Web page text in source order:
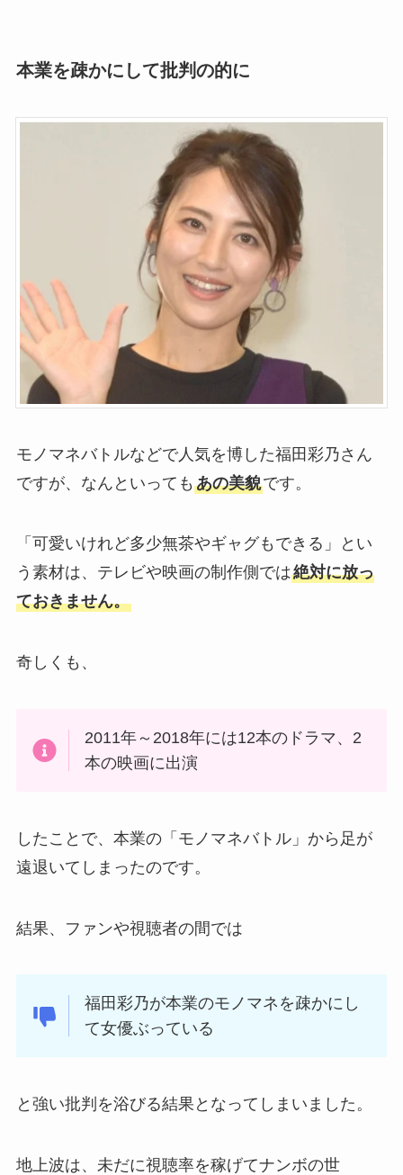
本業を疎かにして批判の的に
モノマネバトルなどで人気を博した福田彩乃さん
ですが、なんといっても あの美貌です。
「可愛いけれど多少無茶やギャグもできる」とい
う素材は、テレビや映画の制作側では絶対に放っ
ておきません。
奇しくも、
2011年～2018年には12本のドラマ、2
本の映画に出演
したことで、本業の「モノマネバトル」から足が
遠退いてしまったのです。
結果、ファンや視聴者の間では
福田彩乃が本業のモノマネを疎かにし
て女優ぶっている
と強い批判を浴びる結果となってしまいました。
地上波は、未だに視聴率を稼げてナンボの世